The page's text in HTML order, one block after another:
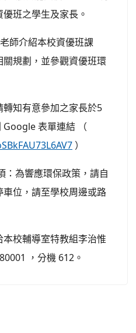
班之學生及家長。
師介紹本校資優班課
規劃，並參觀資優班環
知有意參加之家長於5
Google 表單連結 （
）
：為響應環保政策，請自
位，請至學校周邊或路
校輔導室特教組李治惟
，分機 612。